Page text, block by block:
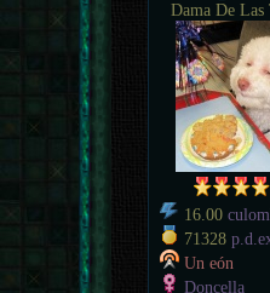
Dama De Las
16.00
71328
Un eón
Doncella